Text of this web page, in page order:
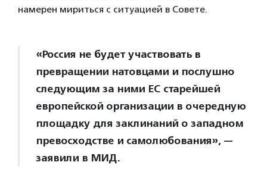
намерен мириться с ситуацией в Совете.
«Россия не будет участвовать в
превращении натовцами и послушно
следующим за ними ЕС старейшей
европейской организации в очередную
площадку для заклинаний о западном
превосходстве и самолюбования», —
заявили в МИД.